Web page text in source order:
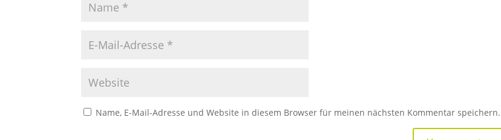
Name, E-Mail-Adresse und Website in diesem Browser für meinen nächsten Kommentar speichern.